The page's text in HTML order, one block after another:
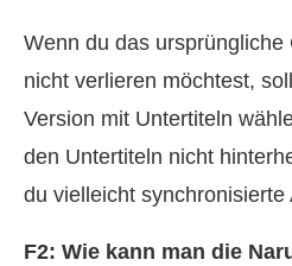
Wenn du das ursprüngliche
nicht verlieren möchtest,
Version mit Untertiteln
den Untertiteln nicht
du vielleicht synchronisierte
F2: Wie kann man die